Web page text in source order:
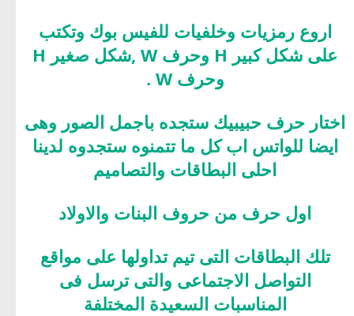
اروع رمزيات وخلفيات للفيس بوك وتكتب
على شكل كبير H وحرف W ,شكل صغير H
وحرف W .
اختار حرف حبيبيك ستجده باجمل الصور وهى
ايضا للواتس اب كل ما تتمنوه ستجدوه لدينا
احلى البطاقات والتصاميم
اول حرف من حروف البنات والاولاد
تلك البطاقات التى تيم تداولها على مواقع
التواصل الاجتماعى والتى ترسل فى
المناسبات السعيدة المختلفة